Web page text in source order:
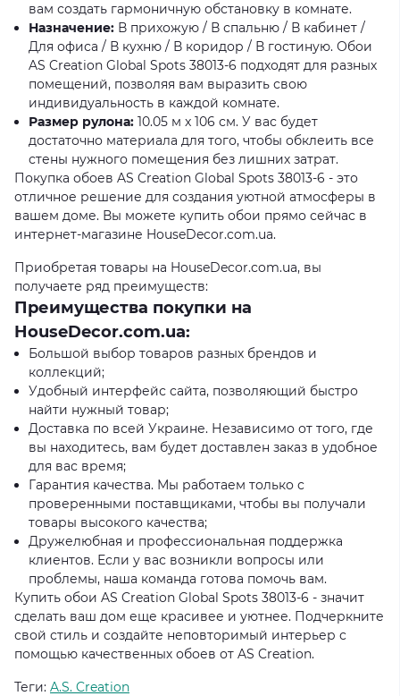
вам создать гармоничную обстановку в комнате.
Назначение: В прихожую / В спальню / В кабинет /
Для офиса / В кухню / В коридор / В гостиную. Обои
AS Creation Global Spots 38013-6 подходят для разных
помещений, позволяя вам выразить свою
индивидуальность в каждой комнате.
Размер рулона: 10.05 м x 106 см. У вас будет
достаточно материала для того, чтобы обклеить все
стены нужного помещения без лишних затрат.
Покупка обоев AS Creation Global Spots 38013-6 - это
отличное решение для создания уютной атмосферы в
вашем доме. Вы можете купить обои прямо сейчас в
интернет-магазине HouseDecor.com.ua.
Приобретая товары на HouseDecor.com.ua, вы
получаете ряд преимуществ:
Преимущества покупки на
HouseDecor.com.ua:
Большой выбор товаров разных брендов и
коллекций;
Удобный интерфейс сайта, позволяющий быстро
найти нужный товар;
Доставка по всей Украине. Независимо от того, где
вы находитесь, вам будет доставлен заказ в удобное
для вас время;
Гарантия качества. Мы работаем только с
проверенными поставщиками, чтобы вы получали
товары высокого качества;
Дружелюбная и профессиональная поддержка
клиентов. Если у вас возникли вопросы или
проблемы, наша команда готова помочь вам.
Купить обои AS Creation Global Spots 38013-6 - значит
сделать ваш дом еще красивее и уютнее. Подчеркните
свой стиль и создайте неповторимый интерьер с
помощью качественных обоев от AS Creation.
Теги: A.S. Creation